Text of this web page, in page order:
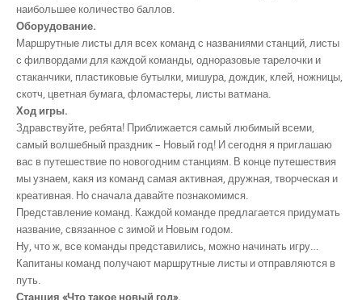
наибольшее количество баллов.
Оборудование.
Маршрутные листы для всех команд с названиями станций, листы
с филвордами для каждой команды, одноразовые тарелочки и
стаканчики, пластиковые бутылки, мишура, дождик, клей, ножницы,
скотч, цветная бумага, фломастеры, листы ватмана.
Ход игры.
Здравствуйте, ребята! Приближается самый любимый всеми,
самый волшебный праздник – Новый год! И сегодня я приглашаю
вас в путешествие по новогодним станциям. В конце путешествия
мы узнаем, какя из команд самая активная, дружная, творческая и
креативная. Но сначала давайте познакомимся.
Представление команд. Каждой команде предлагается придумать
название, связанное с зимой и Новым годом.
Ну, что ж, все команды представились, можно начинать игру…
Капитаны команд получают маршрутные листы и отправляются в
путь.
Станция «Что такое новый год».